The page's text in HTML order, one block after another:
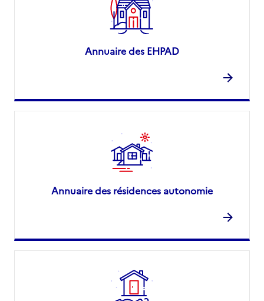
Annuaire des EHPAD
Annuaire des résidences autonomie